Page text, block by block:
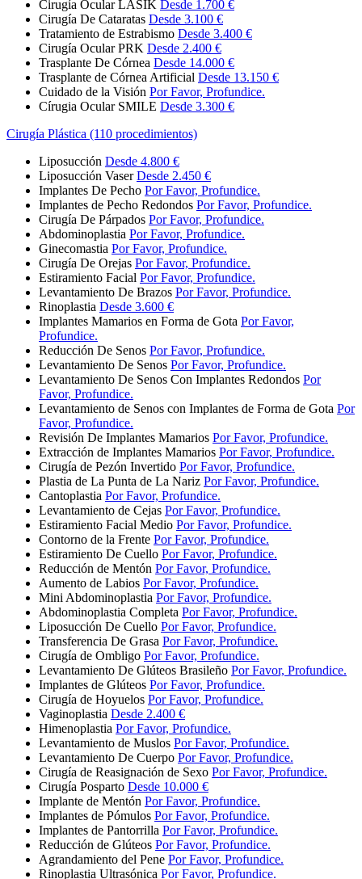
Cirugía Ocular LASIK Desde 1.700 €
Cirugía De Cataratas Desde 3.100 €
Tratamiento de Estrabismo Desde 3.400 €
Cirugía Ocular PRK Desde 2.400 €
Trasplante De Córnea Desde 14.000 €
Trasplante de Córnea Artificial Desde 13.150 €
Cuidado de la Visión Por Favor, Profundice.
Círugia Ocular SMILE Desde 3.300 €
Cirugía Plástica (110 procedimientos)
Liposucción Desde 4.800 €
Liposucción Vaser Desde 2.450 €
Implantes De Pecho Por Favor, Profundice.
Implantes de Pecho Redondos Por Favor, Profundice.
Cirugía De Párpados Por Favor, Profundice.
Abdominoplastia Por Favor, Profundice.
Ginecomastia Por Favor, Profundice.
Cirugía De Orejas Por Favor, Profundice.
Estiramiento Facial Por Favor, Profundice.
Levantamiento De Brazos Por Favor, Profundice.
Rinoplastia Desde 3.600 €
Implantes Mamarios en Forma de Gota Por Favor,
Profundice.
Reducción De Senos Por Favor, Profundice.
Levantamiento De Senos Por Favor, Profundice.
Levantamiento De Senos Con Implantes Redondos Por
Favor, Profundice.
Levantamiento de Senos con Implantes de Forma de Gota Por
Favor, Profundice.
Revisión De Implantes Mamarios Por Favor, Profundice.
Extracción de Implantes Mamarios Por Favor, Profundice.
Cirugía de Pezón Invertido Por Favor, Profundice.
Plastia de La Punta de La Nariz Por Favor, Profundice.
Cantoplastia Por Favor, Profundice.
Levantamiento de Cejas Por Favor, Profundice.
Estiramiento Facial Medio Por Favor, Profundice.
Contorno de la Frente Por Favor, Profundice.
Estiramiento De Cuello Por Favor, Profundice.
Reducción de Mentón Por Favor, Profundice.
Aumento de Labios Por Favor, Profundice.
Mini Abdominoplastia Por Favor, Profundice.
Abdominoplastia Completa Por Favor, Profundice.
Liposucción De Cuello Por Favor, Profundice.
Transferencia De Grasa Por Favor, Profundice.
Cirugía de Ombligo Por Favor, Profundice.
Levantamiento De Glúteos Brasileño Por Favor, Profundice.
Implantes de Glúteos Por Favor, Profundice.
Cirugía de Hoyuelos Por Favor, Profundice.
Vaginoplastia Desde 2.400 €
Himenoplastia Por Favor, Profundice.
Levantamiento de Muslos Por Favor, Profundice.
Levantamiento De Cuerpo Por Favor, Profundice.
Cirugía de Reasignación de Sexo Por Favor, Profundice.
Cirugía Posparto Desde 10.000 €
Implante de Mentón Por Favor, Profundice.
Implantes de Pómulos Por Favor, Profundice.
Implantes de Pantorrilla Por Favor, Profundice.
Reducción de Glúteos Por Favor, Profundice.
Agrandamiento del Pene Por Favor, Profundice.
Rinoplastia Ultrasónica Por Favor, Profundice.